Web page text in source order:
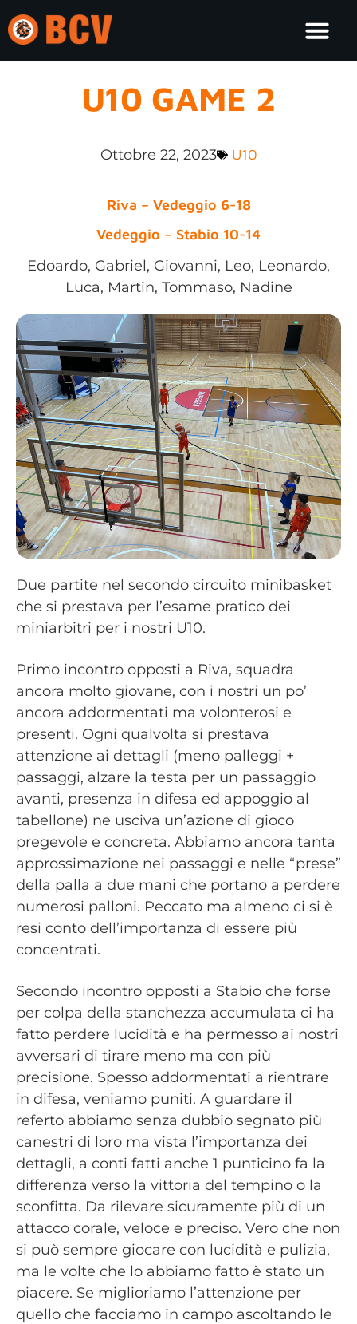
U10 GAME 2
Ottobre 22, 2023 U10
Riva – Vedeggio 6-18
Vedeggio – Stabio 10-14
Edoardo, Gabriel, Giovanni, Leo, Leonardo,
Luca, Martin, Tommaso, Nadine
Due partite nel secondo circuito minibasket
che si prestava per l’esame pratico dei
miniarbitri per i nostri U10.
Primo incontro opposti a Riva, squadra
ancora molto giovane, con i nostri un po’
ancora addormentati ma volonterosi e
presenti. Ogni qualvolta si prestava
attenzione ai dettagli (meno palleggi +
passaggi, alzare la testa per un passaggio
avanti, presenza in difesa ed appoggio al
tabellone) ne usciva un’azione di gioco
pregevole e concreta. Abbiamo ancora tanta
approssimazione nei passaggi e nelle “prese”
della palla a due mani che portano a perdere
numerosi palloni. Peccato ma almeno ci si è
resi conto dell’importanza di essere più
concentrati.
Secondo incontro opposti a Stabio che forse
per colpa della stanchezza accumulata ci ha
fatto perdere lucidità e ha permesso ai nostri
avversari di tirare meno ma con più
precisione. Spesso addormentati a rientrare
in difesa, veniamo puniti. A guardare il
referto abbiamo senza dubbio segnato più
canestri di loro ma vista l’importanza dei
dettagli, a conti fatti anche 1 punticino fa la
differenza verso la vittoria del tempino o la
sconfitta. Da rilevare sicuramente più di un
attacco corale, veloce e preciso. Vero che non
si può sempre giocare con lucidità e pulizia,
ma le volte che lo abbiamo fatto è stato un
piacere. Se miglioriamo l’attenzione per
quello che facciamo in campo ascoltando le